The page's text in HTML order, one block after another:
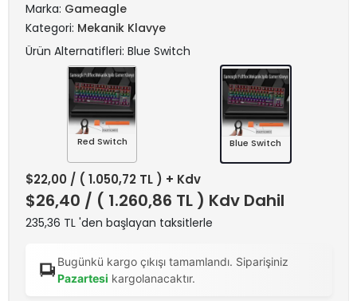
Marka: Gameagle
Kategori: Mekanik Klavye
Ürün Alternatifleri: Blue Switch
Red Switch Blue Switch
$22,00 / ( 1.050,72 TL ) + Kdv
$26,40 / ( 1.260,86 TL ) Kdv Dahil
235,36 TL 'den başlayan taksitlerle
Bugünkü kargo çıkışı tamamlandı. Siparişiniz
Pazartesi kargolanacaktır.